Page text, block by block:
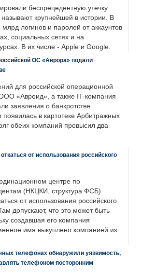
беспрецедентную утечку
крупнейшей в истории. В
логинов и паролей от аккаунтов
социальных сетях и на
В их числе - Apple и Google.
ОС «Аврора» подали
для российской операционной
«Авроид», а также IT-компания
заявления о банкротстве.
в картотеке Арбитражных
обеих компаний превысил два
от использования российского
центре по
(НКЦКИ, структура ФСБ)
от использования российского
допускают, что это может быть
создавшая его компания
имя выкуплено компанией из
телефонах обнаружили уязвимость,
телефоном посторонним